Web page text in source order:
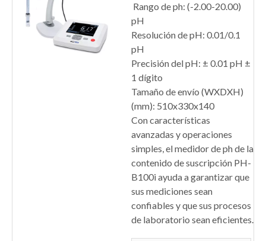
Rango de ph: (-2.00-20.00)
pH
Resolución de pH: 0.01/0.1
pH
Precisión del pH: ± 0.01 pH ±
1 dígito
Tamaño de envío (WXDXH)
(mm): 510x330x140
Con características
avanzadas y operaciones
simples, el medidor de ph de la
contenido de suscripción PH-
B100i ayuda a garantizar que
sus mediciones sean
confiables y que sus procesos
de laboratorio sean eficientes.